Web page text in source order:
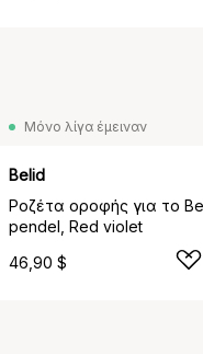
Μόνο λίγα έμειναν
Belid
Ροζέτα οροφής για το
pendel, Red violet
46,90 $